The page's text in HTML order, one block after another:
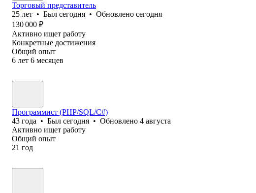
Торговый представитель
25 лет • Был сегодня • Обновлено сегодня
130 000 ₽
Активно ищет работу
Конкретные достижения
Общий опыт
6 лет 6 месяцев
Программист (PHP/SQL/C#)
43 года • Был сегодня • Обновлено 4 августа
Активно ищет работу
Общий опыт
21 год